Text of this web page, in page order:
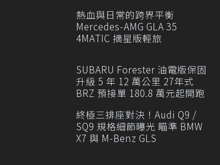
熱血與日常的跨界平衡
Mercedes-AMG GLA 35
4MATIC 摘星版輕旅
SUBARU Forester 油電版保固
升級 5 年 12 萬公里 27年式
BRZ 預接單 180.8 萬元起開跑
終極三排座對決！Audi Q9 /
SQ9 規格細節曝光 瞄準 BMW
X7 與 M-Benz GLS